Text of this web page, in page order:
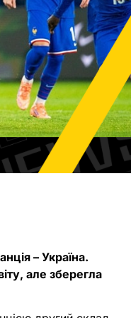
– Україна.
але зберегла